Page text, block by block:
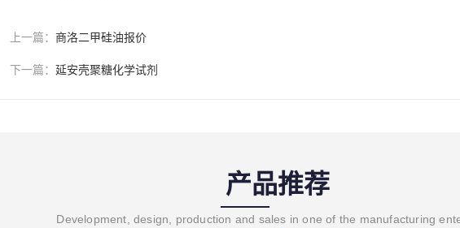
上一篇： 商洛二甲硅油报价
下一篇： 延安壳聚糖化学试剂
产品推荐
Development, design, production and sales in one of the manufacturing